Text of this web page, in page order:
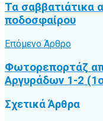
Τα σαββατιάτικα
ποδοσφαίρου
Επόμενο Άρθρο
Φωτορεπορτάζ
Αργυράδων 1-2
ΣχετικάΆρθρα